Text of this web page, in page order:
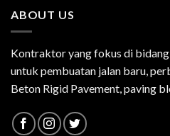
ABOUT US
Kontraktor yang fokus di bidang
untuk pembuatan jalan baru,
Beton Rigid Pavement, paving